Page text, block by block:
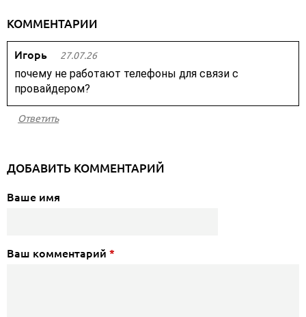
КОММЕНТАРИИ
Игорь 27.07.26
почему не работают телефоны для связи с
провайдером?
Ответить
ДОБАВИТЬ КОММЕНТАРИЙ
Ваше имя
Ваш комментарий *